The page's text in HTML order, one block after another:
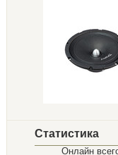
Статистика
Онлайн